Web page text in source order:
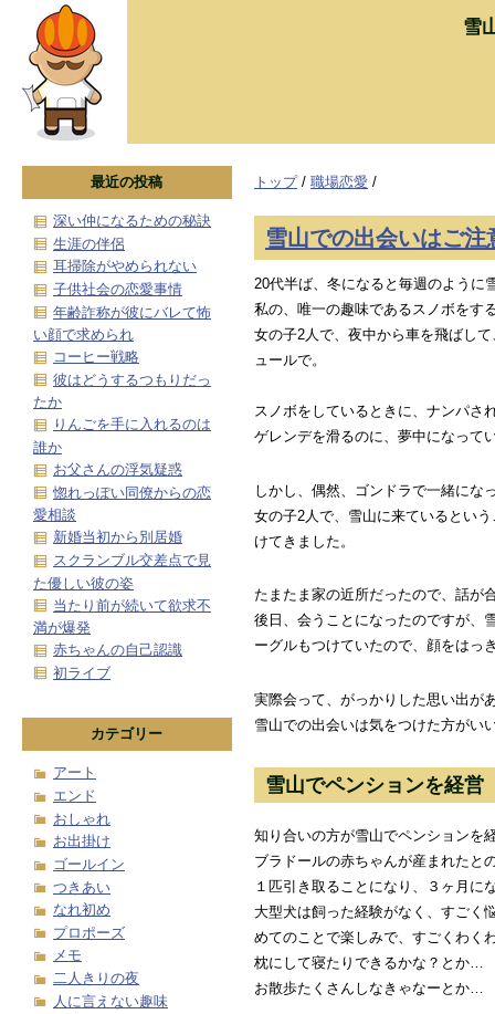
雪
トップ/ 職場恋愛 /
雪山での出会いはご注
20代半ば、冬になると毎週のように
私の、唯一の趣味であるスノボをす
女の子2人で、夜中から車を飛ばし
ュールで。
スノボをしているときに、ナンパさ
ゲレンデを滑るのに、夢中になって
しかし、偶然、ゴンドラで一緒にな
女の子2人で、雪山に来ているとい
けてきました。
たまたま家の近所だったので、話が
後日、会うことになったのですが、
ーグルもつけていたので、顔をはっ
実際会って、がっかりした思い出が
雪山での出会いは気をつけた方がい
雪山でペンションを経営
知り合いの方が雪山でペンションを
ブラドールの赤ちゃんが産まれたと
１匹引き取ることになり、３ヶ月に
大型犬は飼った経験がなく、すごく
めてのことで楽しみで、すごくわく
枕にして寝たりできるかな？とか…
お散歩たくさんしなきゃなーとか…
最近の投稿
深い仲になるための秘訣
生涯の伴侶
耳掃除がやめられない
子供社会の恋愛事情
年齢詐称が彼にバレて怖
い顔で求められ
コーヒー戦略
彼はどうするつもりだっ
たか
りんごを手に入れるのは
誰か
お父さんの浮気疑惑
惚れっぽい同僚からの恋
愛相談
新婚当初から別居婚
スクランブル交差点で見
た優しい彼の姿
当たり前が続いて欲求不
満が爆発
赤ちゃんの自己認識
初ライブ
カテゴリー
アート
エンド
おしゃれ
お出掛け
ゴールイン
つきあい
なれ初め
プロポーズ
メモ
二人きりの夜
人に言えない趣味